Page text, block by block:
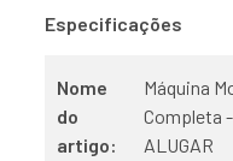
Especificações
Nome
do
artigo:
Máquina
Completa -
ALUGAR